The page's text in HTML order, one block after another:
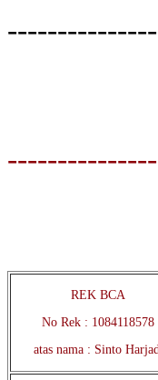
REK BCA
No Rek : 1084118578
atas nama : Sinto